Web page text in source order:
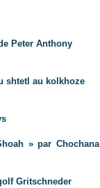
Peter Anthony
shtetl au kolkhoze
» par Chochana
Gritschneder